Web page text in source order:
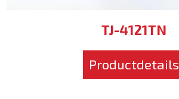
TJ-4121TN
Productdetails